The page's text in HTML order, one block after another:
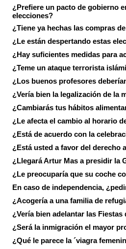
¿Prefiere un pacto de gobierno
elecciones?
¿Tiene ya hechas las compras
¿Le están despertando estas
¿Hay suficientes medidas para
¿Teme un ataque terrorista
¿Los buenos profesores
¿Vería bien la legalización de la
¿Cambiarás tus hábitos
¿Le afecta el cambio al horario
¿Está de acuerdo con la
¿Está usted a favor del derecho
¿Llegará Artur Mas a presidir la
¿Le preocuparía que su coche
En caso de independencia,
¿Acogería a una familia de
¿Vería bien adelantar las Fiestas
¿Será la inmigración el mayor
¿Qué le parece la ´viagra